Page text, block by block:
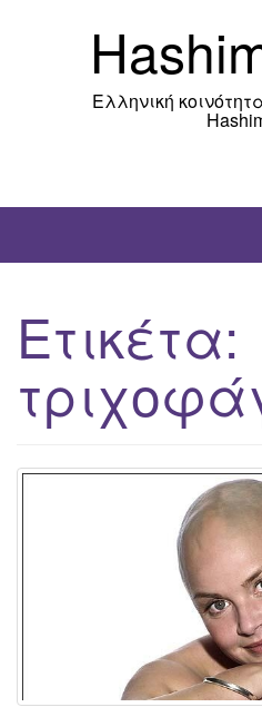
Ελληνική
Ετικέτα: